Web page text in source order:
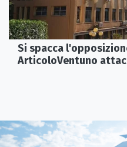
Si spacca
ArticoloVentuno